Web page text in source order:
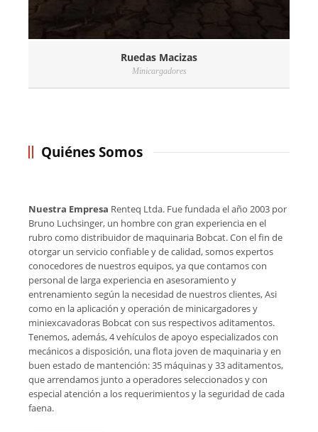
Ruedas Macizas
Minicargadores
Quiénes Somos
Nuestra Empresa Renteq Ltda. Fue fundada el año 2003 por
Bruno Luchsinger, un hombre con gran experiencia en el
rubro como distribuidor de maquinaria Bobcat. Con el fin de
otorgar un servicio confiable y de calidad, somos expertos
conocedores de nuestros equipos, ya que contamos con
personal de larga experiencia en asesoramiento y
entrenamiento según la necesidad de nuestros clientes, Asi
como en la aplicación y operación de minicargadores y
miniexcavadoras Bobcat con sus respectivos aditamentos.
Tenemos, además, 4 vehículos de apoyo especializados con
mecánicos a disposición, una flota joven de maquinaria y en
buen estado de mantención: 35 máquinas y 33 aditamentos,
que arrendamos junto a operadores seleccionados y con
especial atención a los requerimientos y la seguridad de cada
faena.